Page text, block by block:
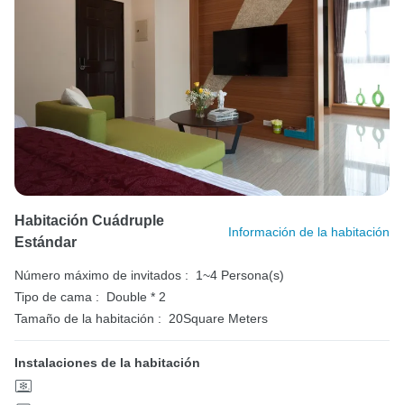
Habitación Cuádruple
Estándar
Información de la habitación
Número máximo de invitados :
1~4 Persona(s)
Tipo de cama :
Double * 2
Tamaño de la habitación : 20Square Meters
Instalaciones de la habitación